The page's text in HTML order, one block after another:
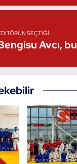
SEÇTIĞI
Avcı,